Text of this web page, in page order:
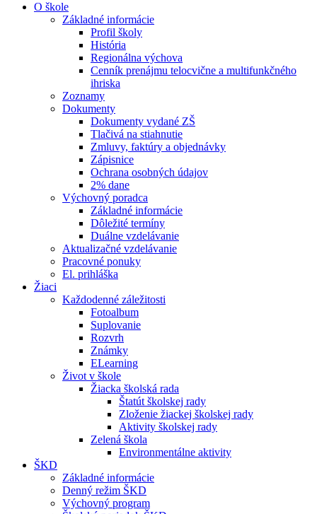
O škole
Základné informácie
Profil školy
História
Regionálna výchova
Cenník prenájmu telocvične a multifunkčného
ihriska
Zoznamy
Dokumenty
Dokumenty vydané ZŠ
Tlačivá na stiahnutie
Zmluvy, faktúry a objednávky
Zápisnice
Ochrana osobných údajov
2% dane
Výchovný poradca
Základné informácie
Dôležité termíny
Duálne vzdelávanie
Aktualizačné vzdelávanie
Pracovné ponuky
El. prihláška
Žiaci
Každodenné záležitosti
Fotoalbum
Suplovanie
Rozvrh
Známky
ELearning
Život v škole
Žiacka školská rada
Štatút školskej rady
Zloženie žiackej školskej rady
Aktivity školskej rady
Zelená škola
Environmentálne aktivity
ŠKD
Základné informácie
Denný režim ŠKD
Výchovný program